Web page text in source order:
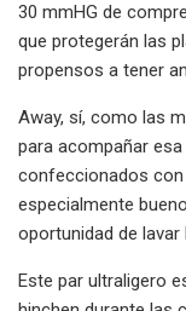
30 mmHG de
que protegerán las
propensos a tener
Away, sí, como las
para acompañar
confeccionados con
especialmente
oportunidad de lavar
Este par ultraligero